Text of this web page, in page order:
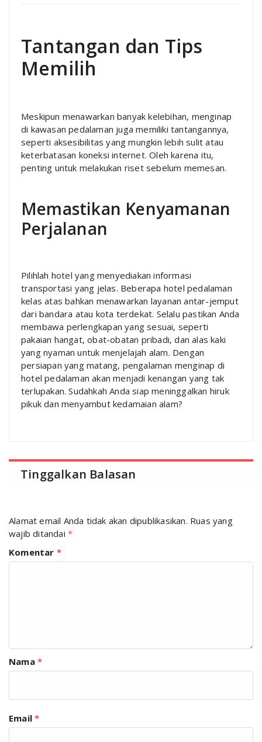
Tantangan dan Tips
Memilih
Meskipun menawarkan banyak kelebihan, menginap
di kawasan pedalaman juga memiliki tantangannya,
seperti aksesibilitas yang mungkin lebih sulit atau
keterbatasan koneksi internet. Oleh karena itu,
penting untuk melakukan riset sebelum memesan.
Memastikan Kenyamanan
Perjalanan
Pilihlah hotel yang menyediakan informasi
transportasi yang jelas. Beberapa hotel pedalaman
kelas atas bahkan menawarkan layanan antar-jemput
dari bandara atau kota terdekat. Selalu pastikan Anda
membawa perlengkapan yang sesuai, seperti
pakaian hangat, obat-obatan pribadi, dan alas kaki
yang nyaman untuk menjelajah alam. Dengan
persiapan yang matang, pengalaman menginap di
hotel pedalaman akan menjadi kenangan yang tak
terlupakan. Sudahkah Anda siap meninggalkan hiruk
pikuk dan menyambut kedamaian alam?
Tinggalkan Balasan
Alamat email Anda tidak akan dipublikasikan. Ruas yang
wajib ditandai *
Komentar *
Nama *
Email*